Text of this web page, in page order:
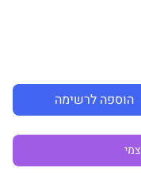
הוספה לרשימה